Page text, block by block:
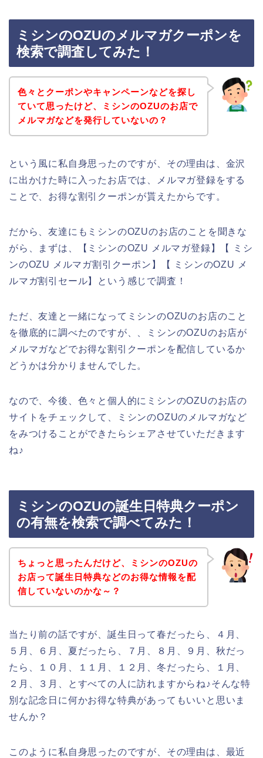
ミシンのOZUのメルマガクーポンを
検索で調査してみた！
色々とクーポンやキャンペーンなどを探し
ていて思ったけど、ミシンのOZUのお店で
メルマガなどを発行していないの？
という風に私自身思ったのですが、その理由は、金沢
に出かけた時に入ったお店では、メルマガ登録をする
ことで、お得な割引クーポンが貰えたからです。
だから、友達にもミシンのOZUのお店のことを聞きな
がら、まずは、【ミシンのOZU メルマガ登録】【 ミシ
ンのOZU メルマガ割引クーポン】【 ミシンのOZU メ
ルマガ割引セール】という感じで調査！
ただ、友達と一緒になってミシンのOZUのお店のこと
を徹底的に調べたのですが、、ミシンのOZUのお店が
メルマガなどでお得な割引クーポンを配信しているか
どうかは分かりませんでした。
なので、今後、色々と個人的にミシンのOZUのお店の
サイトをチェックして、ミシンのOZUのメルマガなど
をみつけることができたらシェアさせていただきます
ね♪
ミシンのOZUの誕生日特典クーポン
の有無を検索で調べてみた！
ちょっと思ったんだけど、ミシンのOZUの
お店って誕生日特典などのお得な情報を配
信していないのかな～？
当たり前の話ですが、誕生日って春だったら、４月、
５月、６月、夏だったら、７月、８月、９月、秋だっ
たら、１０月、１１月、１２月、冬だったら、１月、
２月、３月、とすべての人に訪れますからね♪そんな特
別な記念日に何かお得な特典があってもいいと思いま
せんか？
このように私自身思ったのですが、その理由は、最近